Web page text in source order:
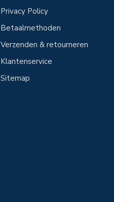
Privacy Policy
Betaalmethoden
Verzenden & retourneren
Klantenservice
Sitemap